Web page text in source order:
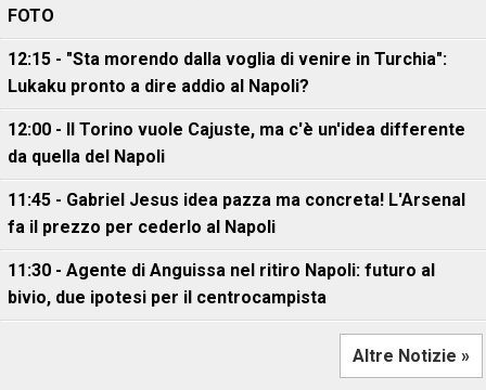
FOTO
12:15 - "Sta morendo dalla voglia di venire in Turchia":
Lukaku pronto a dire addio al Napoli?
12:00 - Il Torino vuole Cajuste, ma c'è un'idea differente
da quella del Napoli
11:45 - Gabriel Jesus idea pazza ma concreta! L'Arsenal
fa il prezzo per cederlo al Napoli
11:30 - Agente di Anguissa nel ritiro Napoli: futuro al
bivio, due ipotesi per il centrocampista
Altre Notizie »